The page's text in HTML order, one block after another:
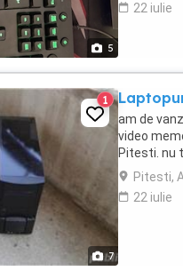
5
22 iulie
7
1
am de
video
Pitesti. nu
Pitesti,
22 iulie